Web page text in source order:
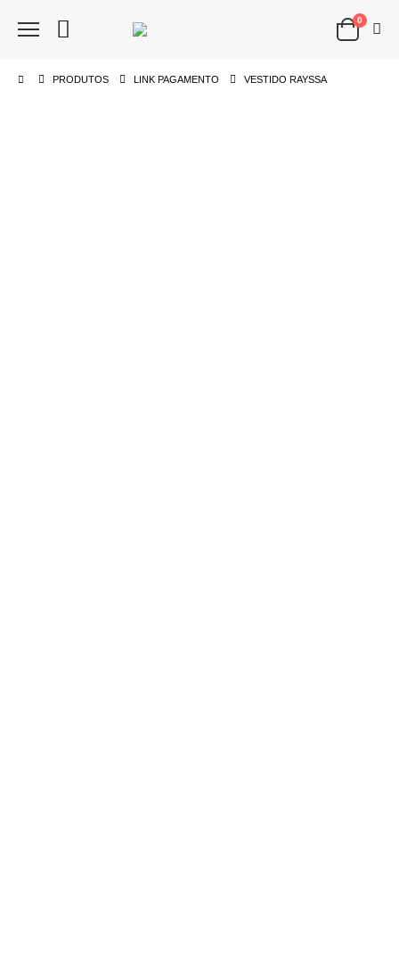
0
PRODUTOS LINK PAGAMENTO VESTIDO RAYSSA